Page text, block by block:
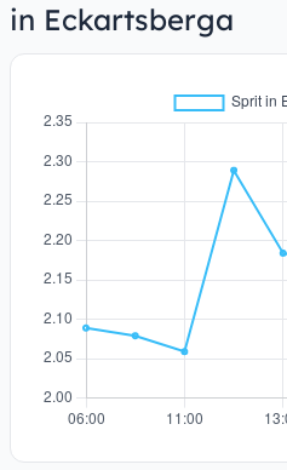
in Eckartsberga